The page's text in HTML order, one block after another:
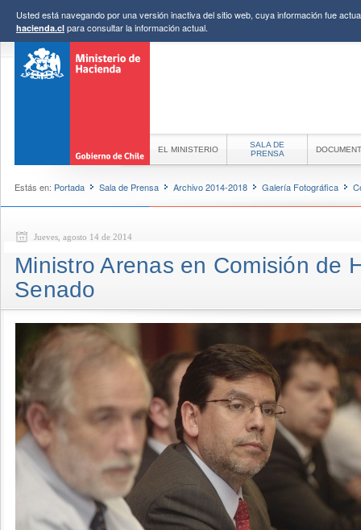
Usted está navegando por una versión inactiva del sitio web, cuya información fue
hacienda.cl para consultar la información actual.
EL MINISTERIO
SALA DE
PRENSA
Estás en: Portada Sala de Prensa Archivo 2014-2018 Galería Fotográfica
Jueves, agosto 14 de 2014
Ministro Arenas en Comisión de
Senado